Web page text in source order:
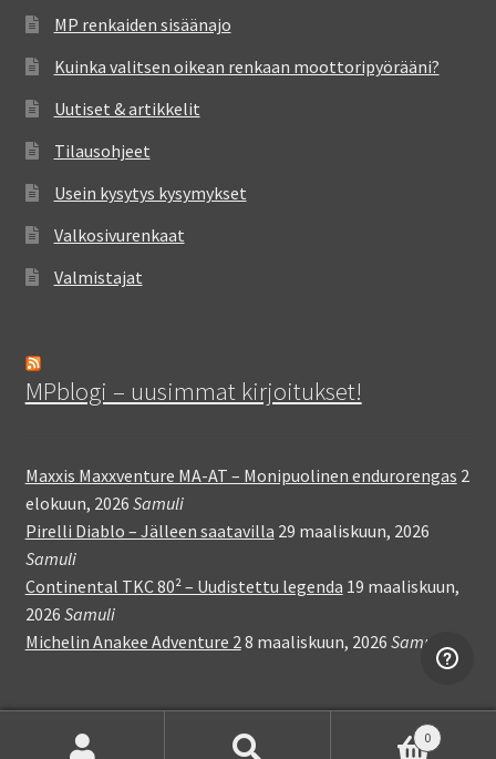
MP renkaiden sisäänajo
Kuinka valitsen oikean renkaan moottoripyörääni?
Uutiset & artikkelit
Tilausohjeet
Usein kysytys kysymykset
Valkosivurenkaat
Valmistajat
MPblogi – uusimmat kirjoitukset!
Maxxis Maxxventure MA-AT – Monipuolinen endurorengas 2
elokuun, 2026 Samuli
Pirelli Diablo – Jälleen saatavilla 29 maaliskuun, 2026
Samuli
Continental TKC 80² – Uudistettu legenda 19 maaliskuun,
2026 Samuli
Michelin Anakee Adventure 2 8 maaliskuun, 2026 Samuli
0